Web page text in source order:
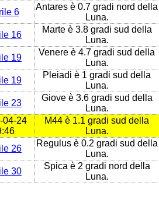
6
Antares è 0.7 gradi nord della
Luna.
16
Marte è 3.8 gradi sud della
Luna.
19
Venere è 4.7 gradi sud della
Luna.
19
Pleiadi è 1 gradi sud della
Luna.
23
Giove è 3.6 gradi sud della
Luna.
04-24
M44 è 1.1 gradi sud della
Luna.
26
Regulus è 0.2 gradi sud della
Luna.
30
Spica è 2 gradi nord della
Luna.